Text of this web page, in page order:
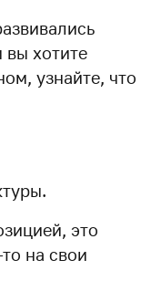
вы хотите
узнайте, что
это
на свои